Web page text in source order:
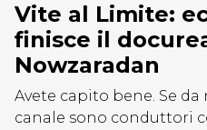
Vite al Limite:
finisce il
Nowzaradan
Avete capito bene. Se
canale sono conduttori